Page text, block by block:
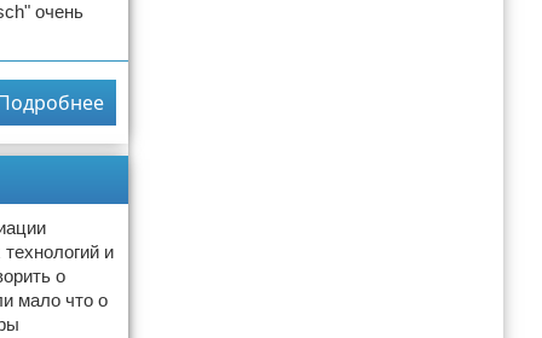
очень
и
о
мало что о